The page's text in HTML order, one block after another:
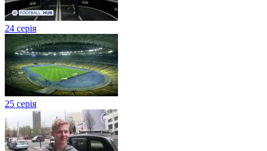
24 серія
25 серія